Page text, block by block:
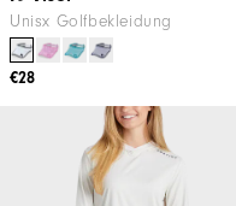
Unisx Golfbekleidung
€28